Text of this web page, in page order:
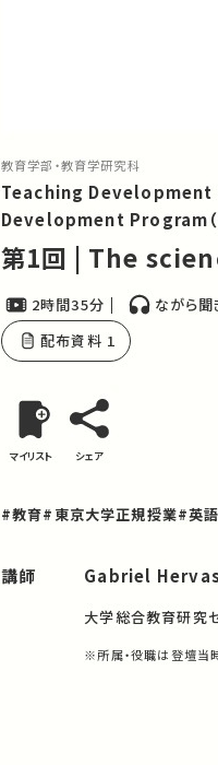
教育学部・教育学研究科
Teaching
Development Program
第1回 | The
2時間35分
ながら聞
配布資料 1
マイリスト シェア
#教育#東京大学正規授業#英
講師 Gabriel
大学総合教育研究
※所属・役職は登壇当